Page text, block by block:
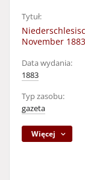
Tytuł:
November
Data wydania:
1883
Typ zasobu:
gazeta
Więcej